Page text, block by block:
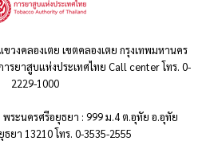
วงคลองเตย เขตคลองเตย กรุงเทพมหานคร
รยาสูบแห่งประเทศไทย Call center โทร. 0-
2229-1000
ระนครศรีอยุธยา : 999 ม.4 ต.อุทัย อ.อุทัย
ยา 13210 โทร. 0-3535-2555